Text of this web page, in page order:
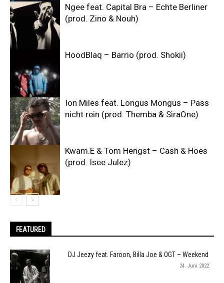
Ngee feat. Capital Bra – Echte Berliner
(prod. Zino & Nouh)
HoodBlaq – Barrio (prod. Shokii)
Ion Miles feat. Longus Mongus – Pass
nicht rein (prod. Themba & SiraOne)
Kwam.E & Tom Hengst – Cash & Hoes
(prod. Isee Julez)
FEATURED
DJ Jeezy feat. Faroon, Billa Joe & OGT – Weekend
24. Juni 2022